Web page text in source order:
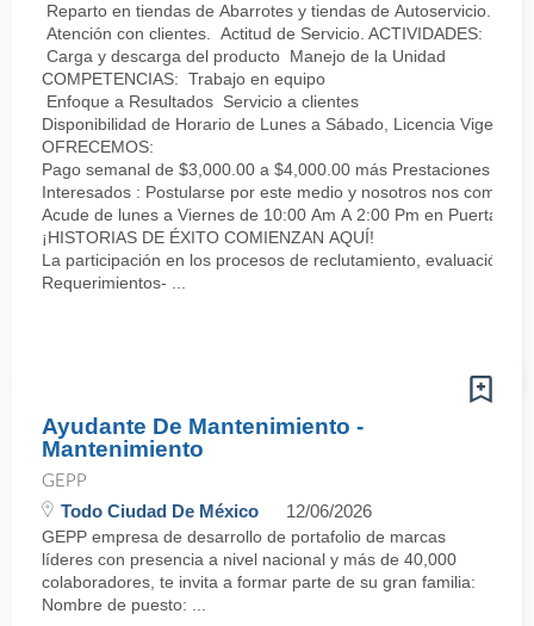
Reparto en tiendas de Abarrotes y tiendas de Autoservicio.
Atención con clientes. Actitud de Servicio. ACTIVIDADES:
Carga y descarga del producto Manejo de la Unidad
COMPETENCIAS: Trabajo en equipo
Enfoque a Resultados Servicio a clientes
Disponibilidad de Horario de Lunes a Sábado, Licencia Vigente
OFRECEMOS:
Pago semanal de $3,000.00 a $4,000.00 más Prestaciones
Interesados : Postularse por este medio y nosotros nos
Acude de lunes a Viernes de 10:00 Am A 2:00 Pm en Puerta 1
¡HISTORIAS DE ÉXITO COMIENZAN AQUÍ!
La participación en los procesos de reclutamiento, evaluación,
Requerimientos- ...
Ayudante De Mantenimiento -
Mantenimiento
GEPP
Todo Ciudad De México 12/06/2026
GEPP empresa de desarrollo de portafolio de marcas
líderes con presencia a nivel nacional y más de 40,000
colaboradores, te invita a formar parte de su gran familia:
Nombre de puesto: ...